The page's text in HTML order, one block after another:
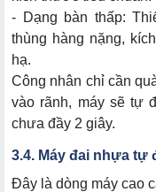
- Dạng bàn thấp:
thùng hàng nặng,
hạ.
Công nhân chỉ cần
vào rãnh, máy sẽ tự
chưa đầy 2 giây.
3.4. Máy đai nhựa tự
Đây là dòng máy cao